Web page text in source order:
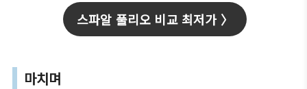
스파알 풀리오 비교 최저가 〉
마치며